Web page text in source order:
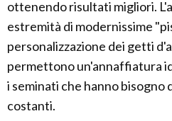
ottenendo risultati migliori.
estremità di modernissime
personalizzazione dei getti
permettono un'annaffiatura
i seminati che hanno bisogno
costanti.